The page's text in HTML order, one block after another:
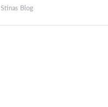
Stinas Blog